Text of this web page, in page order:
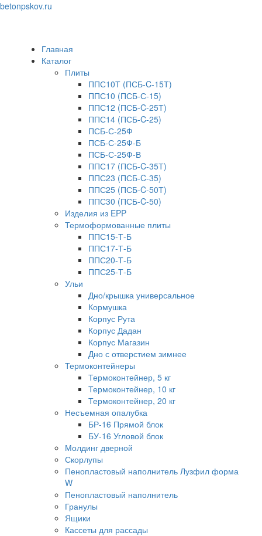
betonpskov.ru
Главная
Каталог
Плиты
ППС10Т (ПСБ-C-15Т)
ППС10 (ПСБ-С-15)
ППС12 (ПСБ-C-25Т)
ППС14 (ПСБ-C-25)
ПСБ-С-25Ф
ПСБ-С-25Ф-Б
ПСБ-С-25Ф-В
ППС17 (ПСБ-C-35Т)
ППС23 (ПСБ-C-35)
ППС25 (ПСБ-C-50Т)
ППС30 (ПСБ-C-50)
Изделия из EPP
Термоформованные плиты
ППС15-Т-Б
ППС17-Т-Б
ППС20-Т-Б
ППС25-Т-Б
Ульи
Дно/крышка универсальное
Кормушка
Корпус Рута
Корпус Дадан
Корпус Магазин
Дно с отверстием зимнее
Термоконтейнеры
Термоконтейнер, 5 кг
Термоконтейнер, 10 кг
Термоконтейнер, 20 кг
Несъемная опалубка
БР-16 Прямой блок
БУ-16 Угловой блок
Молдинг дверной
Скорлупы
Пенопластовый наполнитель Лузфил форма
W
Пенопластовый наполнитель
Гранулы
Ящики
Кассеты для рассады